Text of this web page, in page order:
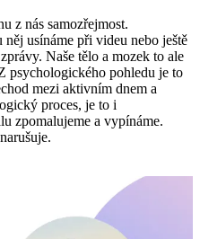
z nás samozřejmost.
usínáme při videu nebo ještě
Naše tělo a mozek to ale
psychologického pohledu je to
mezi aktivním dnem a
proces, je to i
zpomalujeme a vypínáme.